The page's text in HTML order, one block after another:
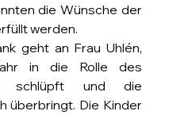
die Wünsche der
werden.
geht an Frau Uhlén,
in die Rolle des
schlüpft und die
überbringt. Die Kinder